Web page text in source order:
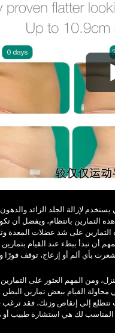
لإزالة الجلد الزائد
التمارين بانتظام، ويفضل أن
على شد عضلات المعدة
تبدأ ببطء عند القيام
بأي ألم أو إزعاج، توقف فورًا
ومن المهم العثور على التمارين
القيام ببعض تمارين
تتطلع إلى إنقاص وزنك، فقد
المناسب لك هي استشارة